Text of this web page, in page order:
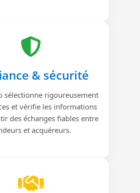
& sécurité
sélectionne rigoureusement
et vérifie les informations
des échanges fiables entre
et acquéreurs.